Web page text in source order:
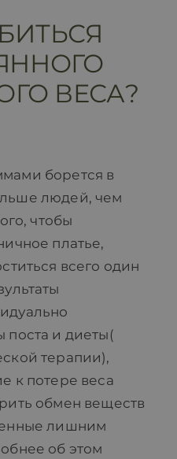
ВЕСА?
борется в
людей, чем
чтобы
платье,
всего один
поста и диеты(
терапии),
к потере веса
обмен веществ
лишним
об этом